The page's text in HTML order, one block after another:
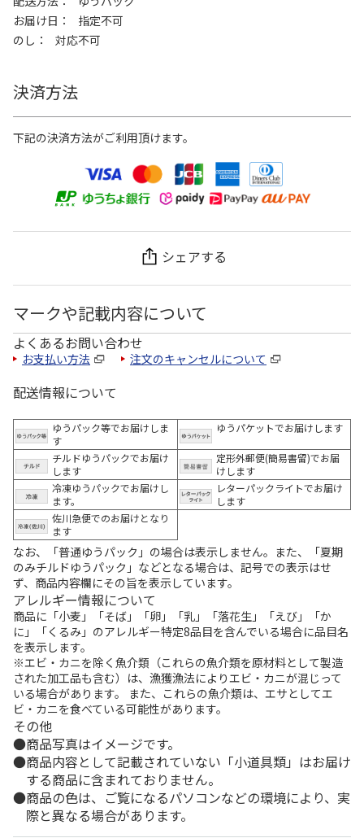
お届け日
指定不可
のし
対応不可
決済方法
下記の決済方法がご利用頂けます。
シェアする
マークや記載内容について
よくあるお問い合わせ
お支払い方法 注文のキャンセルについて
配送情報について
ゆうパック等でお届けしま
す
ゆうパケットでお届けします
チルドゆうパックでお届け
します
定形外郵便(簡易書留)でお届
けします
冷凍ゆうパックでお届けし
ます。
レターパックライトでお届け
します
佐川急便でのお届けとなり
ます
なお、「普通ゆうパック」の場合は表示しません。また、「夏期
のみチルドゆうパック」などとなる場合は、記号での表示はせ
ず、商品内容欄にその旨を表示しています。
アレルギー情報について
商品に「小麦」「そば」「卵」「乳」「落花生」「えび」「か
に」「くるみ」のアレルギー特定8品目を含んでいる場合に品目名
を表示します。
※エビ・カニを除く魚介類（これらの魚介類を原材料として製造
された加工品も含む）は、漁獲漁法によりエビ・カニが混じって
いる場合があります。 また、これらの魚介類は、エサとしてエ
ビ・カニを食べている可能性があります。
その他
商品写真はイメージです。
商品内容として記載されていない「小道具類」はお届け
する商品に含まれておりません。
商品の色は、ご覧になるパソコンなどの環境により、実
際と異なる場合があります。